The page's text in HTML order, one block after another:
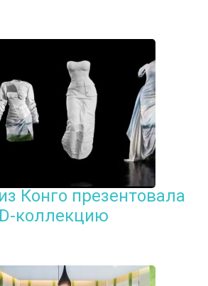
Конго презентовала
коллекцию